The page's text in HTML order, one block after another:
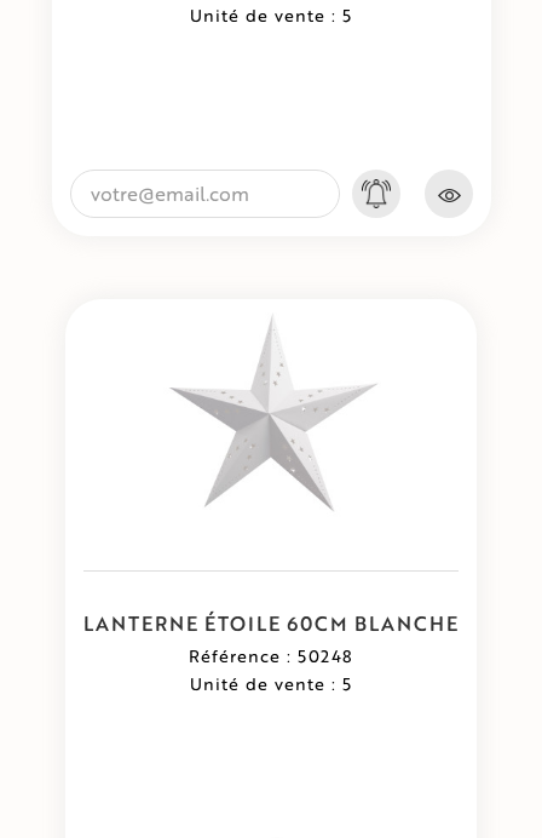
Unité de vente : 5
LANTERNE ÉTOILE 60CM BLANCHE
Référence : 50248
Unité de vente : 5